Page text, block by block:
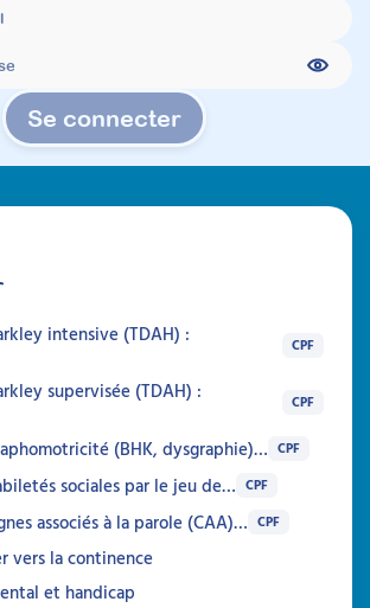
en charge de la
et des soins chez la
porteuse d’un
TND
Se connecter
intensive (TDAH) :
CPF
supervisée (TDAH) :
CPF
(BHK, dysgraphie)… CPF
sociales par le jeu de… CPF
associés à la parole (CAA)… CPF
vers la continence
et handicap